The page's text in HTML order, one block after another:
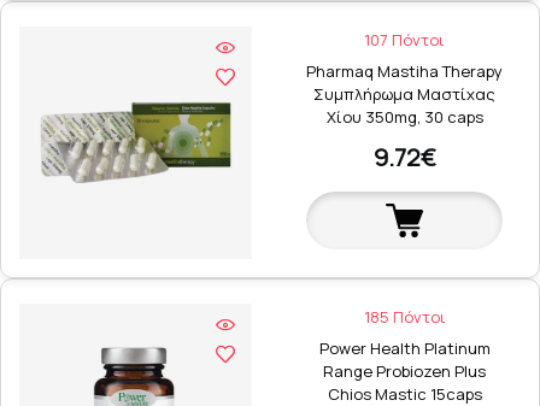
107 Πόντοι
Pharmaq Mastiha Therapy
Συμπλήρωμα Μαστίχας
Χίου 350mg, 30 caps
9.72€
185 Πόντοι
Power Health Platinum
Range Probiozen Plus
Chios Mastic 15caps